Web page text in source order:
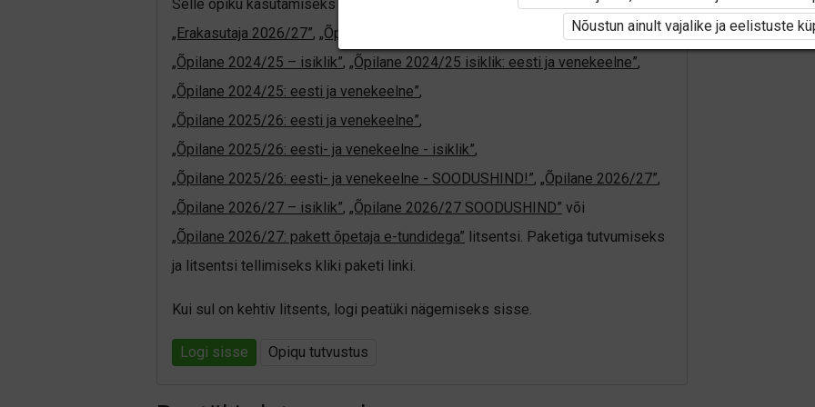
Selle õpiku kasutamiseks on vaja kehtivat paketi „Erakasutaja 2024/25”,
„Erakasutaja 2026/27”, „Õpilane 2024/25” „Õpilane 2024/25 - SOODUSHIND!”,
„Õpilane 2024/25 – isiklik”, „Õpilane 2024/25 isiklik: eesti ja venekeelne”,
„Õpilane 2024/25: eesti ja venekeelne”,
„Õpilane 2025/26: eesti ja venekeelne”,
„Õpilane 2025/26: eesti- ja venekeelne - isiklik”,
„Õpilane 2025/26: eesti- ja venekeelne - SOODUSHIND!”, „Õpilane 2026/27”,
„Õpilane 2026/27 – isiklik”, „Õpilane 2026/27 SOODUSHIND” või
„Õpilane 2026/27: pakett õpetaja e-tundidega” litsentsi. Paketiga tutvumiseks
ja litsentsi tellimiseks kliki paketi linki.
Kui sul on kehtiv litsents, logi peatüki nägemiseks sisse.
Logi sisse Opiqu tutvustus
Nõustun ainult vajalike ja eelistuste